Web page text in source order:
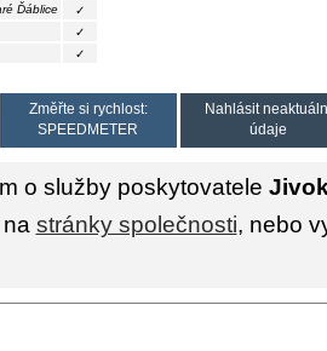
Ďáblice
✓
✓
✓
Změřte si rychlost:
SPEEDMETER
Nahlásit
údaje
o služby poskytovatele
stránky společnosti, nebo